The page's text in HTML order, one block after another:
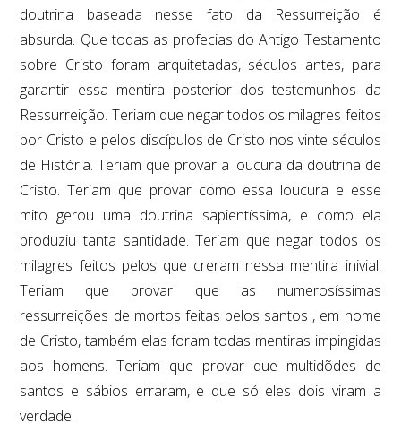
doutrina baseada nesse fato da Ressurreição é
absurda. Que todas as profecias do Antigo Testamento
sobre Cristo foram arquitetadas, séculos antes, para
garantir essa mentira posterior dos testemunhos da
Ressurreição. Teriam que negar todos os milagres feitos
por Cristo e pelos discípulos de Cristo nos vinte séculos
de História. Teriam que provar a loucura da doutrina de
Cristo. Teriam que provar como essa loucura e esse
mito gerou uma doutrina sapientíssima, e como ela
produziu tanta santidade. Teriam que negar todos os
milagres feitos pelos que creram nessa mentira inivial.
Teriam que provar que as numerosíssimas
ressurreições de mortos feitas pelos santos , em nome
de Cristo, também elas foram todas mentiras impingidas
aos homens. Teriam que provar que multidõdes de
santos e sábios erraram, e que só eles dois viram a
verdade.